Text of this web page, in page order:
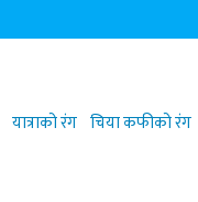
यात्राको रंग चिया कफीको रंग